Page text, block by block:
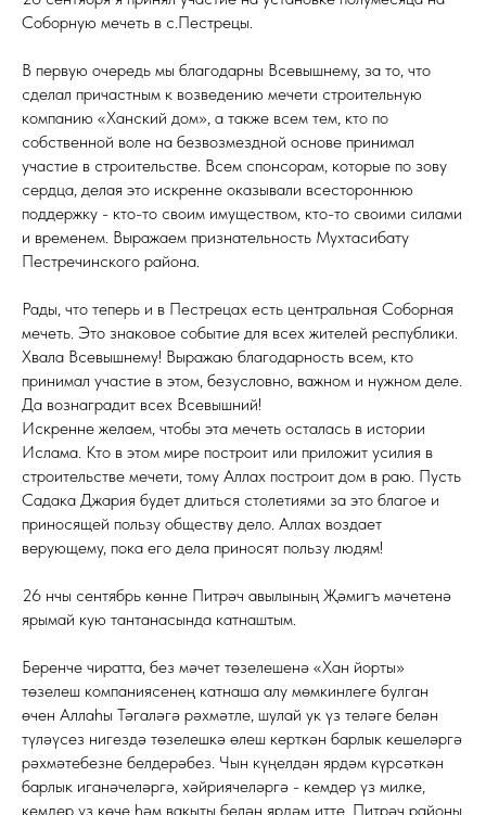
Соборную мечеть в с.Пестрецы.
В первую очередь мы благодарны Всевышнему, за то, что
сделал причастным к возведению мечети строительную
компанию «Ханский дом», а также всем тем, кто по
собственной воле на безвозмездной основе принимал
участие в строительстве. Всем спонсорам, которые по зову
сердца, делая это искренне оказывали всестороннюю
поддержку - кто-то своим имуществом, кто-то своими силами
и временем. Выражаем признательность Мухтасибату
Пестречинского района.
Рады, что теперь и в Пестрецах есть центральная Соборная
мечеть. Это знаковое событие для всех жителей республики.
Хвала Всевышнему! Выражаю благодарность всем, кто
принимал участие в этом, безусловно, важном и нужном деле.
Да вознаградит всех Всевышний!
Искренне желаем, чтобы эта мечеть осталась в истории
Ислама. Кто в этом мире построит или приложит усилия в
строительстве мечети, тому Аллах построит дом в раю. Пусть
Садака Джария будет длиться столетиями за это благое и
приносящей пользу обществу дело. Аллах воздает
верующему, пока его дела приносят пользу людям!
26 нчы сентябрь көнне Питрәч авылының Җәмигъ мәчетенә
ярымай кую тантанасында катнаштым.
Беренче чиратта, без мәчет төзелешенә «Хан йорты»
төзелеш компаниясенең катнаша алу мөмкинлеге булган
өчен Аллаһы Тәгаләгә рәхмәтле, шулай ук үз теләге белән
түләүсез нигездә төзелешкә өлеш керткән барлык кешеләргә
рәхмәтебезне белдерәбез. Чын күңелдән ярдәм күрсәткән
барлык иганәчеләргә, хәйриячеләргә - кемдер үз милке,
кемдер үз көче һәм вакыты белән ярдәм итте. Питрәч районы